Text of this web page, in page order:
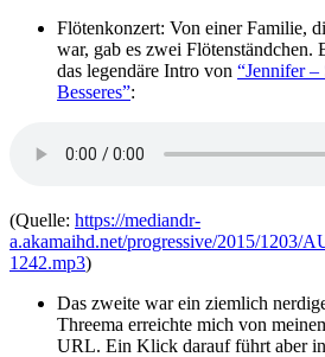
Flötenkonzert: Von einer Familie,
war, gab es zwei Flötenständchen.
das legendäre Intro von “Jennifer –
Besseres”:
(Quelle: https://mediandr-
a.akamaihd.net/progressive/2015/1203/
1242.mp3)
Das zweite war ein ziemlich
Threema erreichte mich von
URL. Ein Klick darauf führt aber